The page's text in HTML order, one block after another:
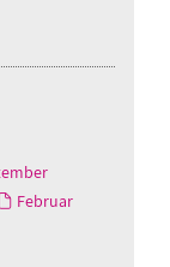
Februar